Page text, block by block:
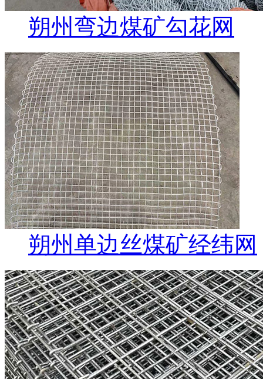
朔州弯边煤矿勾花网
朔州单边丝煤矿经纬网